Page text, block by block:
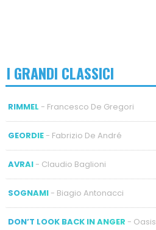
I GRANDI CLASSICI
RIMMEL - Francesco De Gregori
GEORDIE- Fabrizio De André
AVRAI- Claudio Baglioni
SOGNAMI- Biagio Antonacci
DON’T LOOK BACK IN ANGER - Oasis